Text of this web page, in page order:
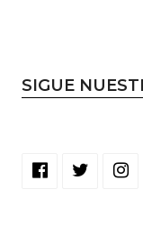
SIGUE